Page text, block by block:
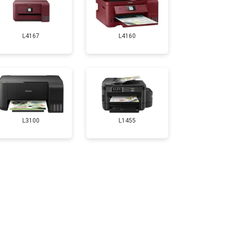
2800 ₽ Заказать
2500 ₽ Заказать
3500 ₽ Заказать
L4167 L4160
L3100 L1455